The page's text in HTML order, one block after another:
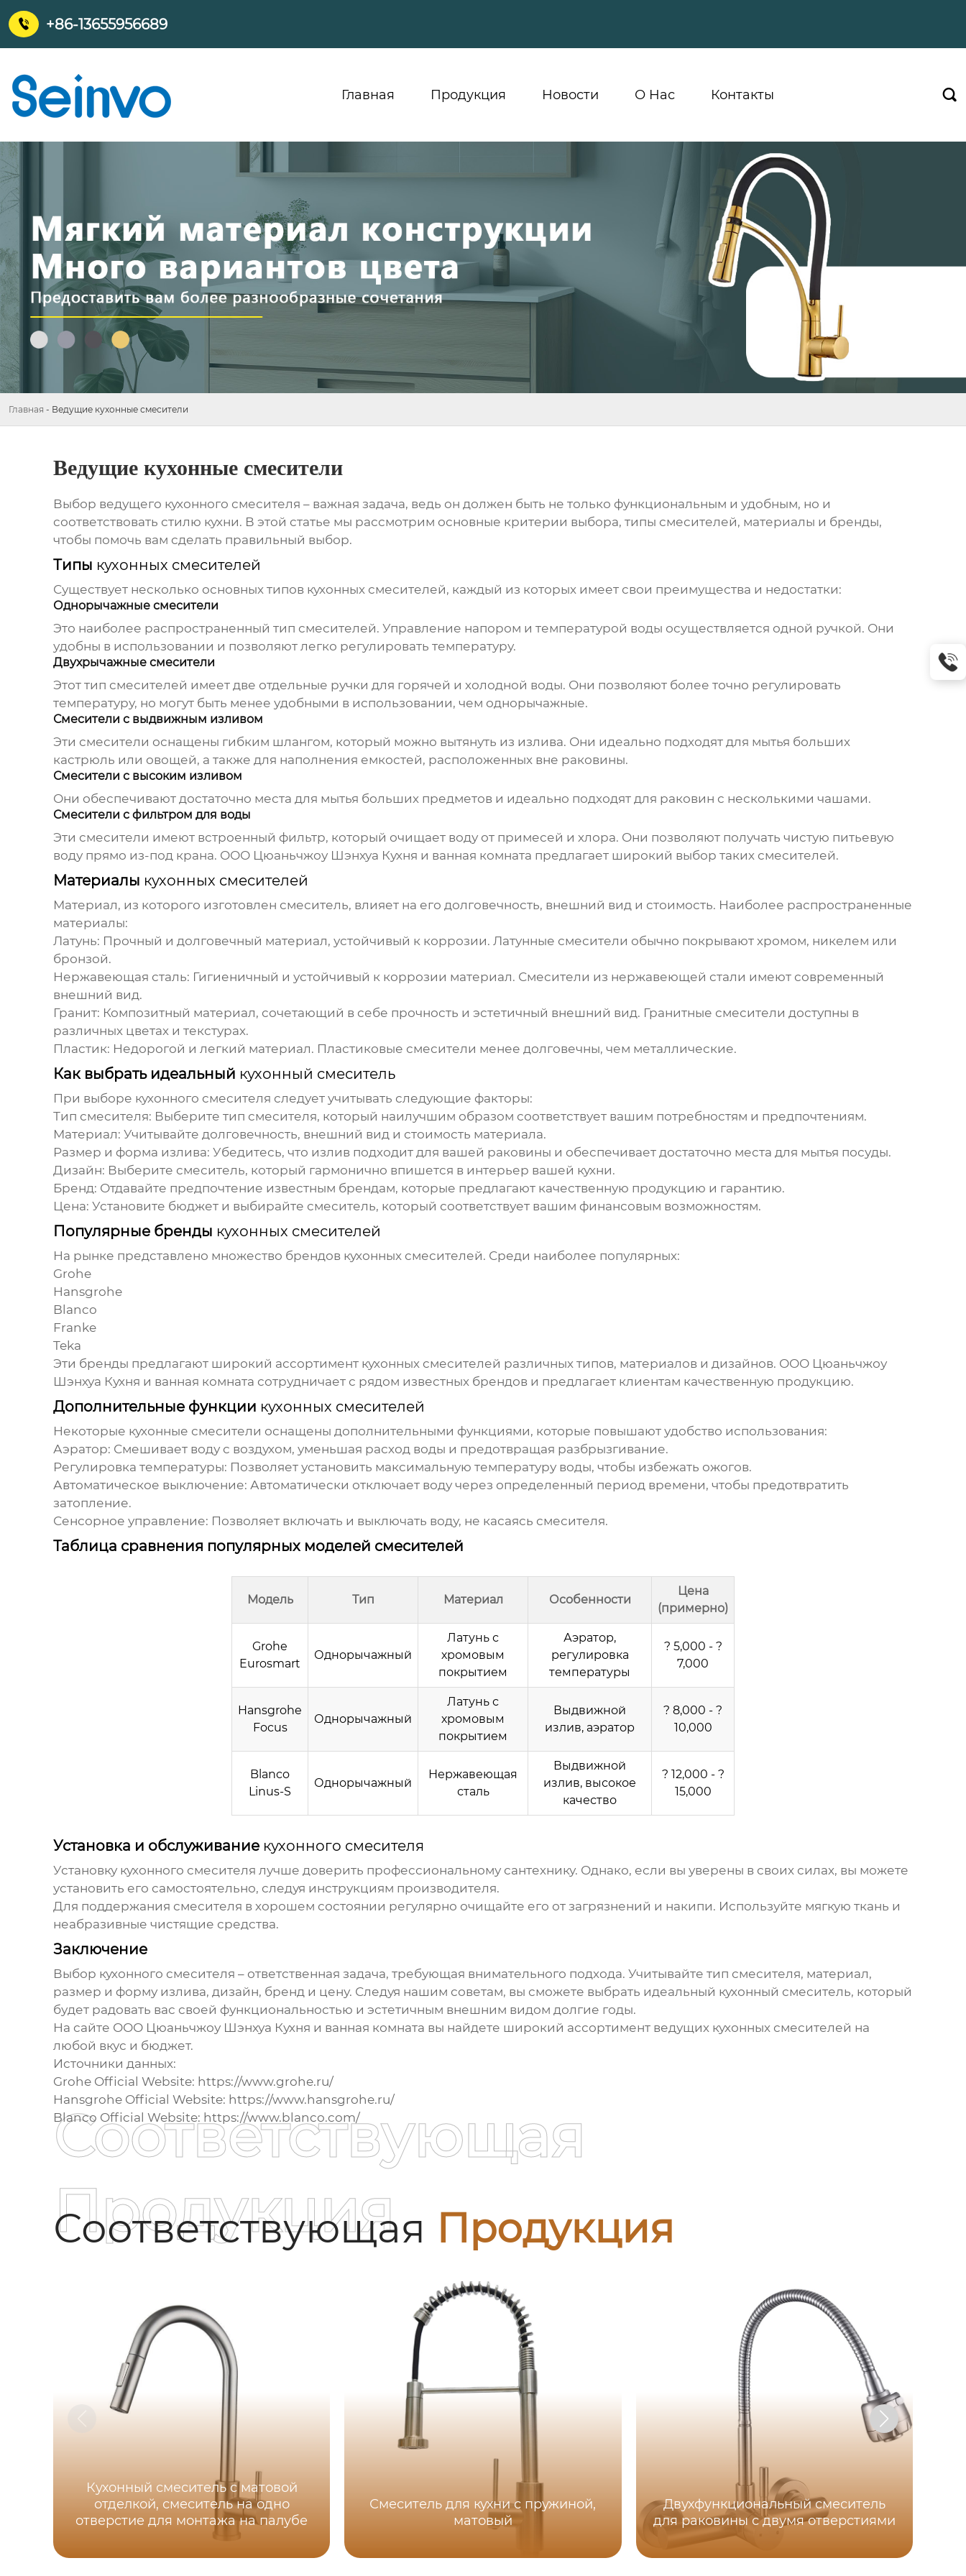
 +86-13655956689
Главная Продукция Новости О Hас Контакты 
Главная - Ведущие кухонные смесители
Ведущие кухонные смесители
Выбор ведущего кухонного смесителя – важная задача, ведь он должен быть не только функциональным и удобным, но и
соответствовать стилю кухни. В этой статье мы рассмотрим основные критерии выбора, типы смесителей, материалы и бренды,
чтобы помочь вам сделать правильный выбор.
Типы кухонных смесителей
Существует несколько основных типов кухонных смесителей, каждый из которых имеет свои преимущества и недостатки:
Однорычажные смесители
Это наиболее распространенный тип смесителей. Управление напором и температурой воды осуществляется одной ручкой. Они
удобны в использовании и позволяют легко регулировать температуру.
Двухрычажные смесители
Этот тип смесителей имеет две отдельные ручки для горячей и холодной воды. Они позволяют более точно регулировать
температуру, но могут быть менее удобными в использовании, чем однорычажные.
Смесители с выдвижным изливом
Эти смесители оснащены гибким шлангом, который можно вытянуть из излива. Они идеально подходят для мытья больших
кастрюль или овощей, а также для наполнения емкостей, расположенных вне раковины.
Смесители с высоким изливом
Они обеспечивают достаточно места для мытья больших предметов и идеально подходят для раковин с несколькими чашами.
Смесители с фильтром для воды
Эти смесители имеют встроенный фильтр, который очищает воду от примесей и хлора. Они позволяют получать чистую питьевую
воду прямо из-под крана. ООО Цюаньчжоу Шэнхуа Кухня и ванная комната предлагает широкий выбор таких смесителей.
Материалы кухонных смесителей
Материал, из которого изготовлен смеситель, влияет на его долговечность, внешний вид и стоимость. Наиболее распространенные
материалы:
Латунь: Прочный и долговечный материал, устойчивый к коррозии. Латунные смесители обычно покрывают хромом, никелем или
бронзой.
Нержавеющая сталь: Гигиеничный и устойчивый к коррозии материал. Смесители из нержавеющей стали имеют современный
внешний вид.
Гранит: Композитный материал, сочетающий в себе прочность и эстетичный внешний вид. Гранитные смесители доступны в
различных цветах и текстурах.
Пластик: Недорогой и легкий материал. Пластиковые смесители менее долговечны, чем металлические.
Как выбрать идеальный кухонный смеситель
При выборе кухонного смесителя следует учитывать следующие факторы:
Тип смесителя: Выберите тип смесителя, который наилучшим образом соответствует вашим потребностям и предпочтениям.
Материал: Учитывайте долговечность, внешний вид и стоимость материала.
Размер и форма излива: Убедитесь, что излив подходит для вашей раковины и обеспечивает достаточно места для мытья посуды.
Дизайн: Выберите смеситель, который гармонично впишется в интерьер вашей кухни.
Бренд: Отдавайте предпочтение известным брендам, которые предлагают качественную продукцию и гарантию.
Цена: Установите бюджет и выбирайте смеситель, который соответствует вашим финансовым возможностям.
Популярные бренды кухонных смесителей
На рынке представлено множество брендов кухонных смесителей. Среди наиболее популярных:
Grohe
Hansgrohe
Blanco
Franke
Teka
Эти бренды предлагают широкий ассортимент кухонных смесителей различных типов, материалов и дизайнов. ООО Цюаньчжоу
Шэнхуа Кухня и ванная комната сотрудничает с рядом известных брендов и предлагает клиентам качественную продукцию.
Дополнительные функции кухонных смесителей
Некоторые кухонные смесители оснащены дополнительными функциями, которые повышают удобство использования:
Аэратор: Смешивает воду с воздухом, уменьшая расход воды и предотвращая разбрызгивание.
Регулировка температуры: Позволяет установить максимальную температуру воды, чтобы избежать ожогов.
Автоматическое выключение: Автоматически отключает воду через определенный период времени, чтобы предотвратить
затопление.
Сенсорное управление: Позволяет включать и выключать воду, не касаясь смесителя.
Таблица сравнения популярных моделей смесителей
Модель Тип Материал Особенности
Цена
(примерно)
Grohe
Eurosmart
Однорычажный
Латунь с
хромовым
покрытием
Аэратор,
регулировка
температуры
? 5,000 - ?
7,000
Hansgrohe
Focus
Однорычажный
Латунь с
хромовым
покрытием
Выдвижной
излив, аэратор
? 8,000 - ?
10,000
Blanco
Linus-S
Однорычажный
Нержавеющая
сталь
Выдвижной
излив, высокое
качество
? 12,000 - ?
15,000
Установка и обслуживание кухонного смесителя
Установку кухонного смесителя лучше доверить профессиональному сантехнику. Однако, если вы уверены в своих силах, вы можете
установить его самостоятельно, следуя инструкциям производителя.
Для поддержания смесителя в хорошем состоянии регулярно очищайте его от загрязнений и накипи. Используйте мягкую ткань и
неабразивные чистящие средства.
Заключение
Выбор кухонного смесителя – ответственная задача, требующая внимательного подхода. Учитывайте тип смесителя, материал,
размер и форму излива, дизайн, бренд и цену. Следуя нашим советам, вы сможете выбрать идеальный кухонный смеситель, который
будет радовать вас своей функциональностью и эстетичным внешним видом долгие годы.
На сайте ООО Цюаньчжоу Шэнхуа Кухня и ванная комната вы найдете широкий ассортимент ведущих кухонных смесителей на
любой вкус и бюджет.
Источники данных:
Grohe Official Website: https://www.grohe.ru/
Hansgrohe Official Website: https://www.hansgrohe.ru/
Blanco Official Website: https://www.blanco.com/
Соответствующая Продукция
Соответствующая
Продукция
Кухонный смеситель с матовой
отделкой, смеситель на одно
отверстие для монтажа на палубе
Смеситель для кухни с пружиной,
матовый
Двухфункциональный смеситель
для раковины с двумя отверстиями